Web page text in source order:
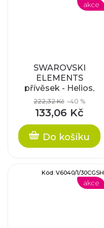
akce
SWAROVSKI
ELEMENTS
přívěsek - Helios,
crystal, 40mm
222,32 Kč –40 %
133,06 Kč
Do košíku
akce
Kód: V6040/1/30CGSH